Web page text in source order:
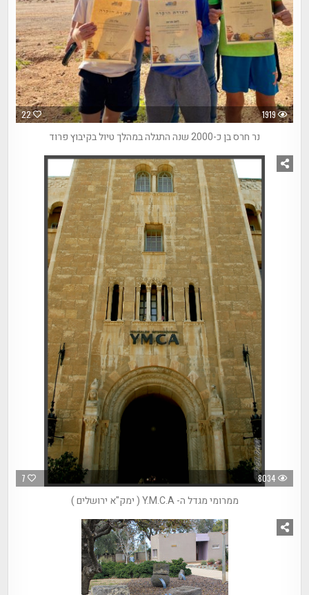
22 1919
נר חרס בן כ-2000 שנה התגלה במהלך טיול בקיבוץ פרוד
7 8034
ממרומי מגדל ה- Y.M.C.A ( ימק"א ירושלים )